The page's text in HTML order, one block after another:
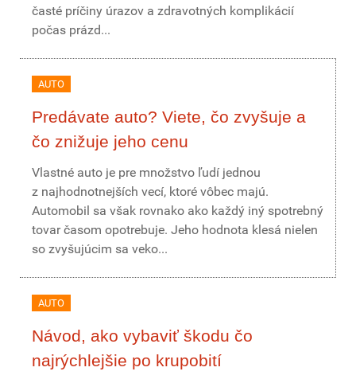
časté príčiny úrazov a zdravotných komplikácií
počas prázd...
AUTO
Predávate auto? Viete, čo zvyšuje a
čo znižuje jeho cenu
Vlastné auto je pre množstvo ľudí jednou
z najhodnotnejších vecí, ktoré vôbec majú.
Automobil sa však rovnako ako každý iný spotrebný
tovar časom opotrebuje. Jeho hodnota klesá nielen
so zvyšujúcim sa veko...
AUTO
Návod, ako vybaviť škodu čo
najrýchlejšie po krupobití